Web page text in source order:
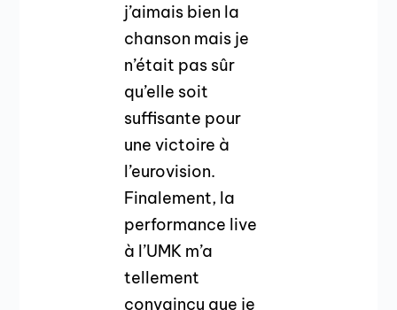
j’aimais bien la
chanson mais je
n’était pas sûr
qu’elle soit
suffisante pour
une victoire à
l’eurovision.
Finalement, la
performance live
à l’UMK m’a
tellement
convaincu que je